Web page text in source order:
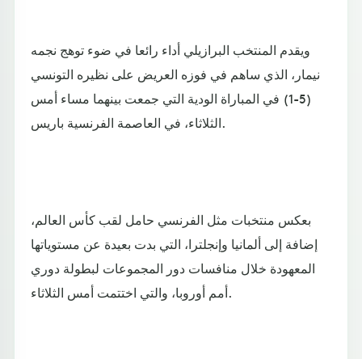
ويقدم المنتخب البرازيلي أداء رائعا في ضوء توهج نجمه
نيمار، الذي ساهم في فوزه العريض على نظيره التونسي
(5-1) في المباراة الودية التي جمعت بينهما مساء أمس
الثلاثاء، في العاصمة الفرنسية باريس.
بعكس منتخبات مثل الفرنسي حامل لقب كأس العالم،
إضافة إلى ألمانيا وإنجلترا، التي بدت بعيدة عن مستوياتها
المعهودة خلال منافسات دور المجموعات لبطولة دوري
أمم أوروبا، والتي اختتمت أمس الثلاثاء.